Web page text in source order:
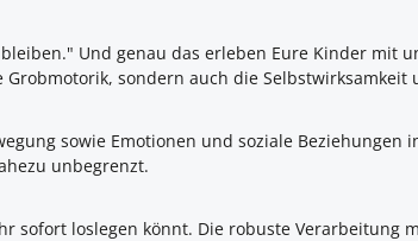
Und genau das erleben Eure Kinder mit
sondern auch die Selbstwirksamkeit
sowie Emotionen und soziale Beziehungen
unbegrenzt.
sofort loslegen könnt. Die robuste